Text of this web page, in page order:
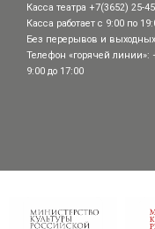
Касса театра +7(3652) 25-
Касса работает с 9:00 по
Без перерывов и выходных
Телефон «горячей линии»:
9:00 до 17:00